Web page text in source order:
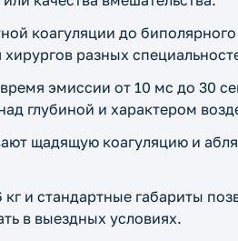
коагуляции до
разных
эмиссии от 10 мс до 30
глубиной и характером
щадящую коагуляцию и
кг и стандартные габариты
в выездных условиях.